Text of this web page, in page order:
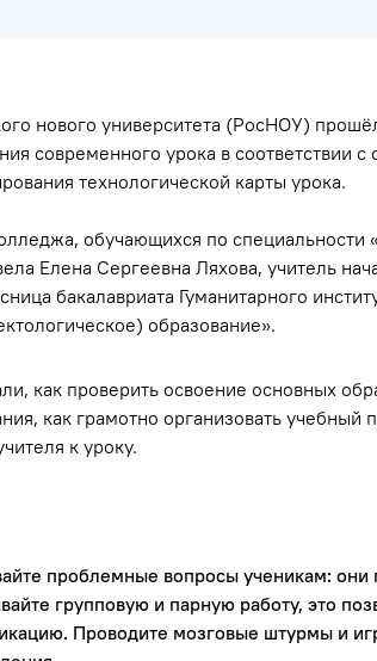
нового университета (РосНОУ)
современного урока в соответствии
технологической карты урока.
обучающихся по специальности
Елена Сергеевна Ляхова, учитель
бакалавриата Гуманитарного
образование».
как проверить освоение основных
как грамотно организовать учебный
к уроку.
проблемные вопросы ученикам: они
групповую и парную работу, это
Проводите мозговые штурмы и